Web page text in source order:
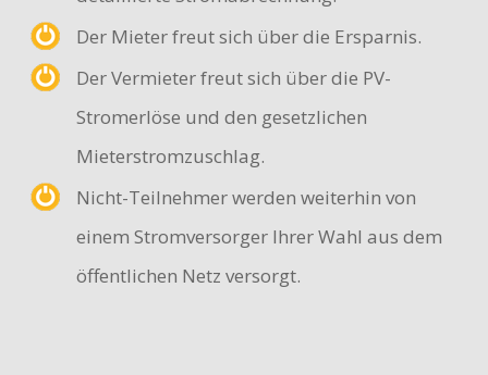
Der Mieter freut sich über die Ersparnis.
Der Vermieter freut sich über die PV-
Stromerlöse und den gesetzlichen
Mieterstromzuschlag.
Nicht-Teilnehmer werden weiterhin von
einem Stromversorger Ihrer Wahl aus dem
öffentlichen Netz versorgt.